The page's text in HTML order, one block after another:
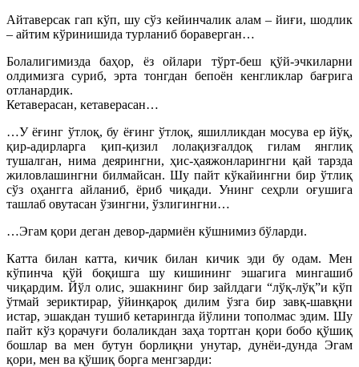
Айтаверсак гап кўп, шу сўз кейинчалик алам – йиғи, шодлик
– айтим кўринишида турланиб бораверган…
Болалигимизда баҳор, ёз ойлари тўрт-беш қўй-эчкиларни
олдимизга суриб, эрта тонгдан бепоён кенгликлар бағрига
отланардик.
Кетаверасан, кетаверасан…
…У ёғинг ўтлоқ, бу ёғинг ўтлоқ, яшилликдан мосува ер йўқ,
қир-адирларга қип-қизил лолақизғалдоқ гилам янглиқ
тушалган, нима деярингни, ҳис-ҳаяжонларингни қай тарзда
жиловлашингни билмайсан. Шу пайт кўкайингни бир ўтлиқ
сўз оҳангга айланиб, ёриб чиқади. Унинг сеҳрли оғушига
ташлаб овутасан ўзингни, ўзлигингни…
…Эгам қори деган девор-дармиён кўшнимиз бўларди.
Катта билан катта, кичик билан кичик эди бу одам. Мен
кўпинча қўй боқишга шу кишининг эшагига мингашиб
чиқардим. Йўл олис, эшакнинг бир зайлдаги “лўқ-лўқ”и кўп
ўтмай зериктирар, ўйинқароқ дилим ўзга бир завқ-шавқни
истар, эшакдан тушиб кетарингда йўлини тополмас эдим. Шу
пайт кўз қорачуғи болаликдан заҳа тортган қори бобо қўшиқ
бошлар ва мен бутун борлиқни унутар, дунёи-дунда Эгам
қори, мен ва қўшиқ борга менгзарди: